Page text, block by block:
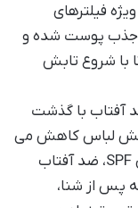
فیلترهای
جذب پوست شده و
با شروع تابش
آفتاب با گذشت
لباس کاهش می
یابد. بنابراین، لازم است فارغ از میزان SPF، ضد آفتاب
پس از شنا،